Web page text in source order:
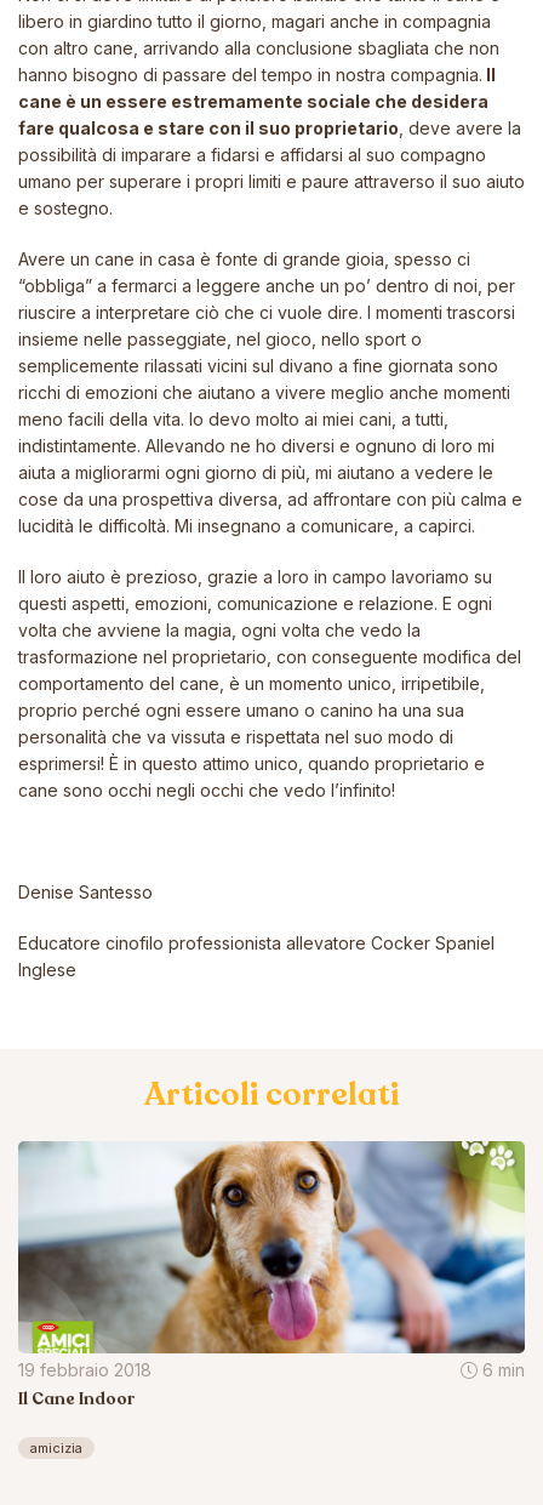
libero in giardino tutto il giorno, magari anche in compagnia
con altro cane, arrivando alla conclusione sbagliata che non
hanno bisogno di passare del tempo in nostra compagnia. Il
cane è un essere estremamente sociale che desidera
fare qualcosa e stare con il suo proprietario , deve avere la
possibilità di imparare a fidarsi e affidarsi al suo compagno
umano per superare i propri limiti e paure attraverso il suo aiuto
e sostegno.
Avere un cane in casa è fonte di grande gioia, spesso ci
“obbliga” a fermarci a leggere anche un po’ dentro di noi, per
riuscire a interpretare ciò che ci vuole dire. I momenti trascorsi
insieme nelle passeggiate, nel gioco, nello sport o
semplicemente rilassati vicini sul divano a fine giornata sono
ricchi di emozioni che aiutano a vivere meglio anche momenti
meno facili della vita. Io devo molto ai miei cani, a tutti,
indistintamente. Allevando ne ho diversi e ognuno di loro mi
aiuta a migliorarmi ogni giorno di più, mi aiutano a vedere le
cose da una prospettiva diversa, ad affrontare con più calma e
lucidità le difficoltà. Mi insegnano a comunicare, a capirci.
Il loro aiuto è prezioso, grazie a loro in campo lavoriamo su
questi aspetti, emozioni, comunicazione e relazione. E ogni
volta che avviene la magia, ogni volta che vedo la
trasformazione nel proprietario, con conseguente modifica del
comportamento del cane, è un momento unico, irripetibile,
proprio perché ogni essere umano o canino ha una sua
personalità che va vissuta e rispettata nel suo modo di
esprimersi! È in questo attimo unico, quando proprietario e
cane sono occhi negli occhi che vedo l’infinito!
Denise Santesso
Educatore cinofilo professionista allevatore Cocker Spaniel
Inglese
Articoli correlati
19 febbraio 2018 6 min
Il Cane Indoor
amicizia